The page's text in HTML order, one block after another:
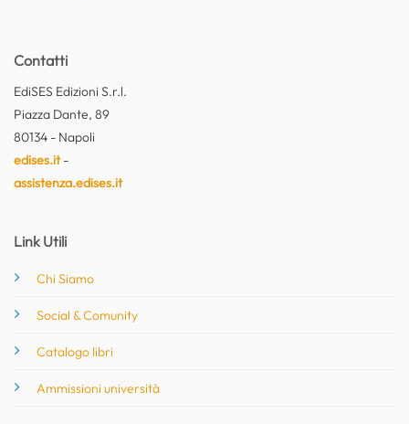
Contatti
EdiSES Edizioni S.r.l.
Piazza Dante, 89
80134 - Napoli
edises.it-
assistenza.edises.it
Link Utili
Chi Siamo
Social & Comunity
Catalogo libri
Ammissioni università